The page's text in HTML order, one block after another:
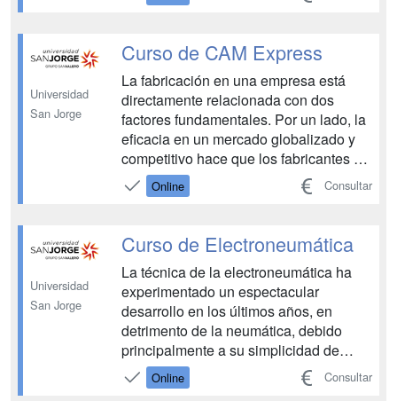
ayudará a comprender y hacer un mejor
desarrollo de productos. NX CAD –
CAE de SIEMENS contempla la prá...
Universidad
San Jorge
Curso de CAM Express
La fabricación en una empresa está
directamente relacionada con dos
factores fundamentales. Por un lado, la
eficacia en un mercado globalizado y
competitivo hace que los fabricantes y
las tiendas de maquinaria deban
aprovechar al máximo toda la inversión
todo el rendimiento posible. Por otro
lado, la formación en ...
Online Consultar
Universidad
San Jorge
Curso de Electroneumática
La técnica de la electroneumática ha
experimentado un espectacular
desarrollo en los últimos años, en
detrimento de la neumática, debido
principalmente a su simplicidad de
mando y sus múltiples posibilidades de
combinación con otras técnicas de
Online Consultar